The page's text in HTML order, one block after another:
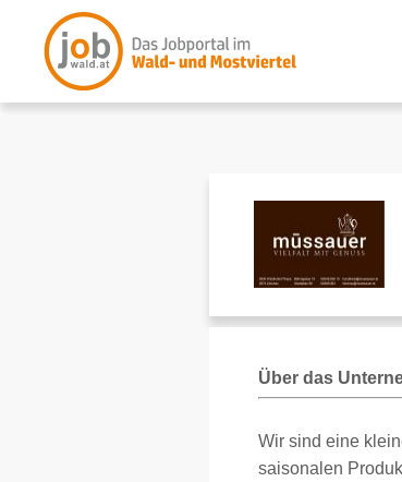
Über das
Wir sind eine
saisonalen